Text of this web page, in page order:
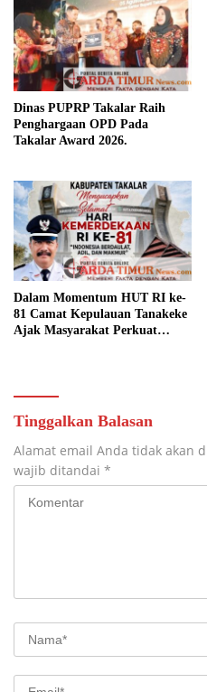
Dinas PUPRP Takalar Raih
Penghargaan OPD Pada
Takalar Award 2026.
Dalam Momentum HUT RI ke-
81 Camat Kepulauan Tanakeke
Ajak Masyarakat Perkuat
Tinggalkan Balasan
Alamat email Anda tidak akan
wajib ditandai *